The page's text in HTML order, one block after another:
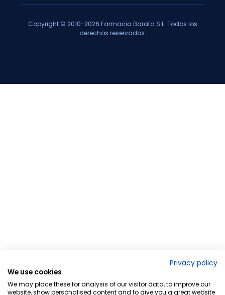
Copyright © 2010-2026 Farmacia Barata S.L. Todos los
derechos reservados.
Privacy policy
We use cookies
We may place these for analysis of our visitor data, to improve our
website, show personalised content and to give you a great website